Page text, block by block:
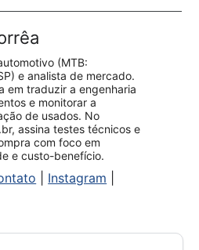
(MTB:
e analista de mercado.
em traduzir a engenharia
e monitorar a
de usados. No
assina testes técnicos e
com foco em
e custo-benefício.
Instagram